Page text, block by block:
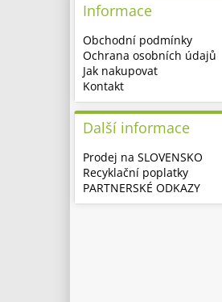
Informace
Obchodní podmínky
Ochrana osobních údajů
Jak nakupovat
Kontakt
Další informace
Prodej na SLOVENSKO
Recyklační poplatky
PARTNERSKÉ ODKAZY